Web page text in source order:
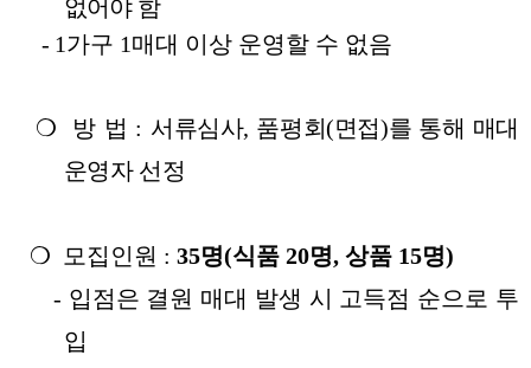
없어야 함
- 1가구 1매대 이상 운영할 수 없음
❍ 방 법 : 서류심사, 품평회(면접)를 통해 매대
운영자 선정
❍ 모집인원 : 35명(식품 20명, 상품 15명)
- 입점은 결원 매대 발생 시 고득점 순으로 투
입